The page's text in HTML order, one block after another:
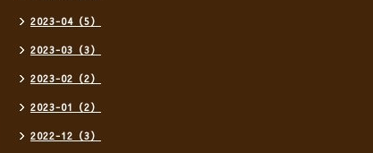
2023-04（5）
2023-03（3）
2023-02（2）
2023-01（2）
2022-12（3）